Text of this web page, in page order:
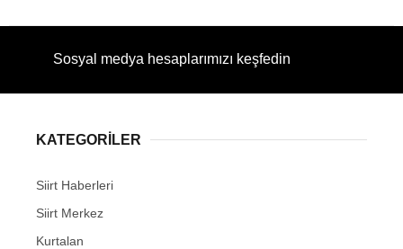
Sosyal medya hesaplarımızı keşfedin
KATEGORİLER
Siirt Haberleri
Siirt Merkez
Kurtalan